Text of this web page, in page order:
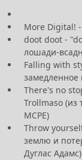
More Digital!
doot doot -
лошади-
Falling with
замедленное
There's no
Trollmaso (из
MCPE)
Throw
землю и
Дуглас Адамс)